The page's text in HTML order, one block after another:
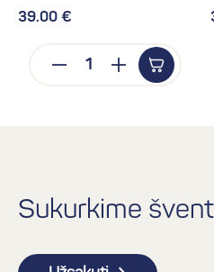
39.00 €
Sukurkime